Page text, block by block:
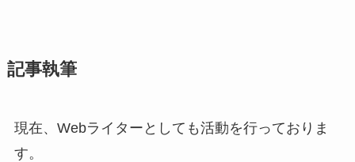
記事執筆
現在、Webライターとしても活動を行っておりま
す。